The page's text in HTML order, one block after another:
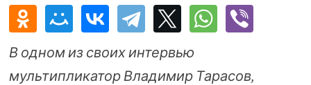
В одном из своих интервью
мультипликатор Владимир Тарасов,